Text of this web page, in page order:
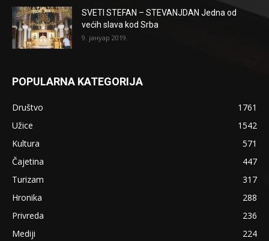
SVETI STEFAN – STEVANJDAN Jedna od
većih slava kod Srba
9. јануар 2019.
POPULARNA KATEGORIJA
Društvo
1761
Užice
1542
Kultura
571
Čajetina
447
Turizam
317
Hronika
288
Privreda
236
Mediji
224